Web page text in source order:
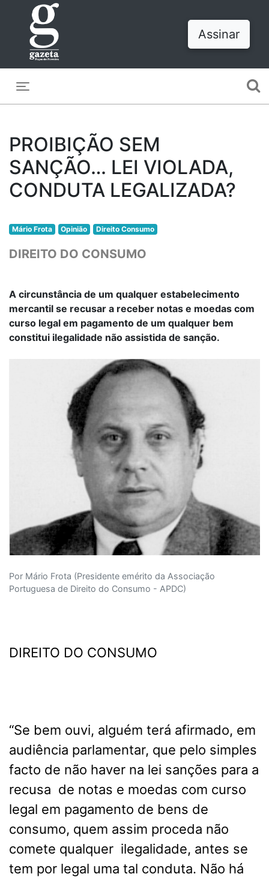
Assinar
PROIBIÇÃO SEM
SANÇÃO… LEI VIOLADA,
CONDUTA LEGALIZADA?
Mário Frota Opinião Direito Consumo
DIREITO DO CONSUMO
A circunstância de um qualquer estabelecimento
mercantil se recusar a receber notas e moedas com
curso legal em pagamento de um qualquer bem
constitui ilegalidade não assistida de sanção.
Por Mário Frota (Presidente emérito da Associação
Portuguesa de Direito do Consumo - APDC)
DIREITO DO CONSUMO
“Se bem ouvi, alguém terá afirmado, em
audiência parlamentar, que pelo simples
facto de não haver na lei sanções para a
recusa de notas e moedas com curso
legal em pagamento de bens de
consumo, quem assim proceda não
comete qualquer ilegalidade, antes se
tem por legal uma tal conduta. Não há